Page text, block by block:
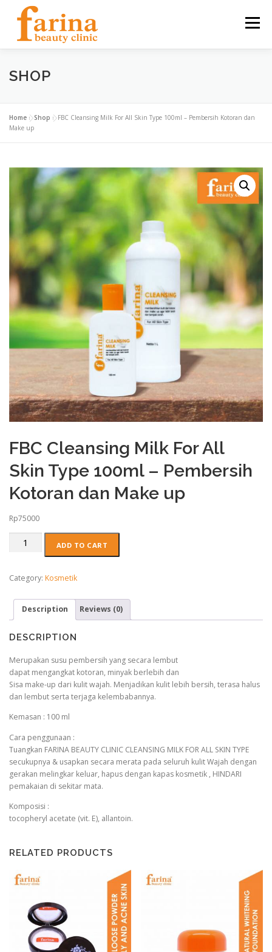
Menu
HOME
NEWS & ARTICLE CONTACT FIND US
SHOP
Home »Shop »FBC Cleansing Milk For All Skin Type 100ml – Pembersih Kotoran dan
Make up
FBC Cleansing Milk For All
Skin Type 100ml – Pembersih
Kotoran dan Make up
Rp75000
For
Skin
Type
100ml
-
Kotoran
dan
Make
up
ADD TO CART
Category: Kosmetik
Description Reviews (0)
DESCRIPTION
Merupakan susu pembersih yang secara lembut
dapat mengangkat kotoran, minyak berlebih dan
Sisa make-up dari kulit wajah. Menjadikan kulit lebih bersih, terasa halus
dan lembut serta terjaga kelembabannya.
Kemasan : 100 ml
Cara penggunaan :
Tuangkan FARINA BEAUTY CLINIC CLEANSING MILK FOR ALL SKIN TYPE
secukupnya & usapkan secara merata pada seluruh kulit Wajah dengan
gerakan melingkar keluar, hapus dengan kapas kosmetik , HINDARI
pemakaian di sekitar mata.
Komposisi :
tocopheryl acetate (vit. E), allantoin.
RELATED PRODUCTS